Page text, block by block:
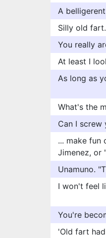
A
Silly old fart.
You really
At least I
As long as
What's the
Can I
... make fun
Jimenez, or
Unamuno.
I won't feel
You're
'Old fart